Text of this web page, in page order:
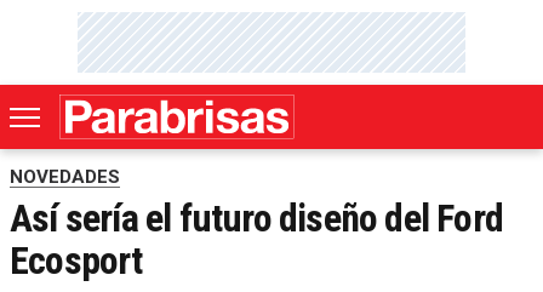
NOVEDADES
Así sería el futuro diseño del Ford
Ecosport